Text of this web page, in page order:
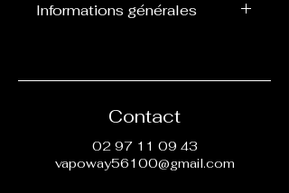
Informations générales
peut pas être vapoté
Contact
02 97 11 09 43
vapoway56100@gmail.com